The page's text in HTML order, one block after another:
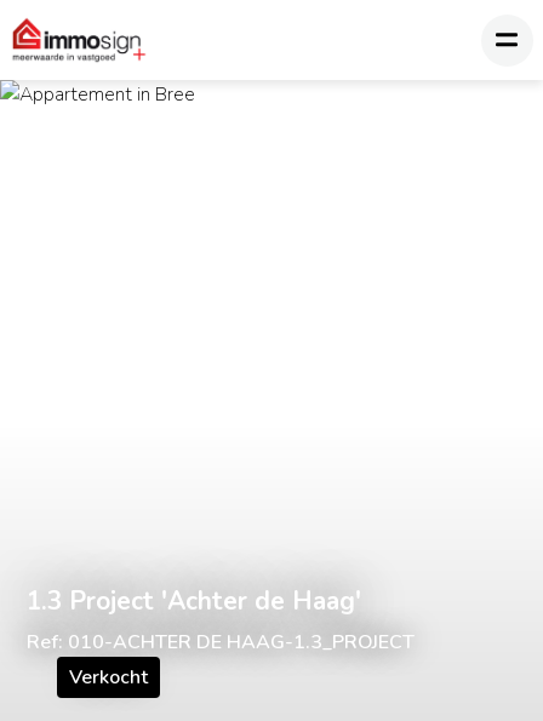
1.3 Project 'Achter de Haag'
Ref: 010-ACHTER DE HAAG-1.3_PROJECT
Verkocht